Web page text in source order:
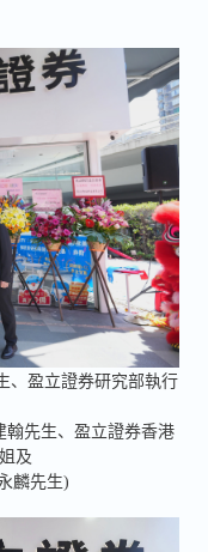
、盈立證券研究部執行
翰先生、盈立證券香港
及
麟先生)